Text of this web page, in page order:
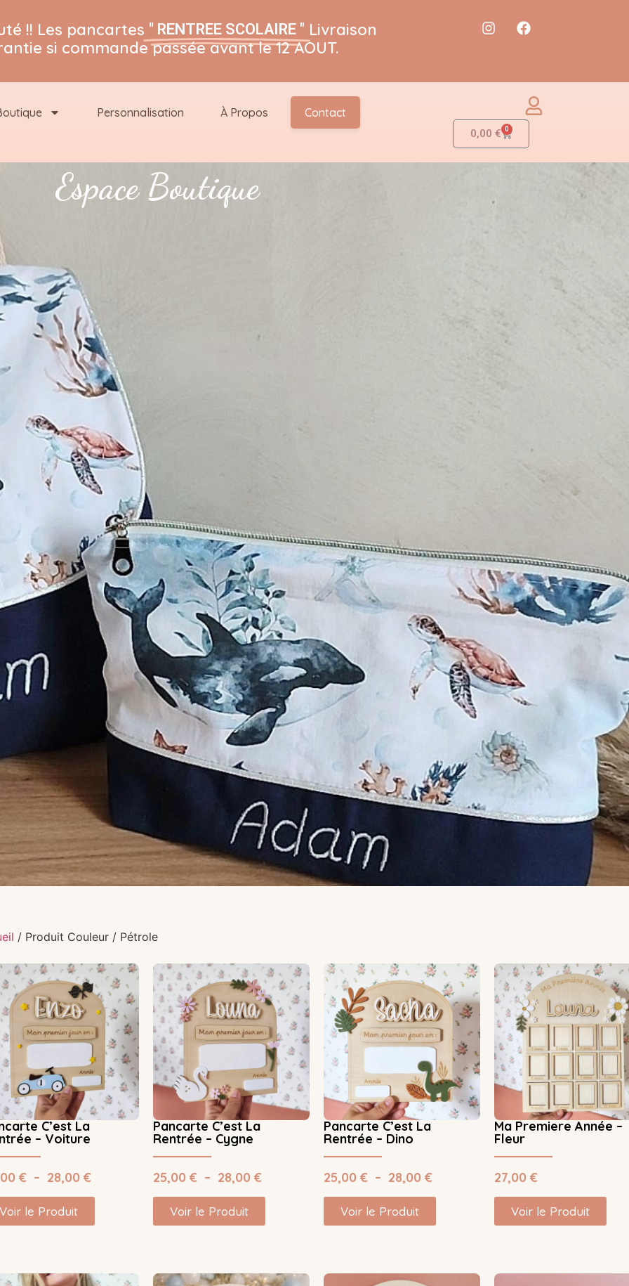
!! Les pancartes " RENTREE SCOLAIRE " Livraison
si commande passée avant le 12 AOUT.
Personnalisation À Propos Contact
0,00€ 0
Espace Boutique
/ Produit Couleur / Pétrole
C’est La
– Voiture
€ – 28,00€
Voir le Produit
Pancarte C’est La
Rentrée – Cygne
25,00€ – 28,00€
Voir le Produit
Pancarte C’est La
Rentrée – Dino
25,00€ – 28,00€
Voir le Produit
Ma Premiere Année –
Fleur
27,00€
Voir le Produit